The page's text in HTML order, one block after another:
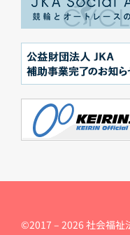
©2017 – 2026 社会福